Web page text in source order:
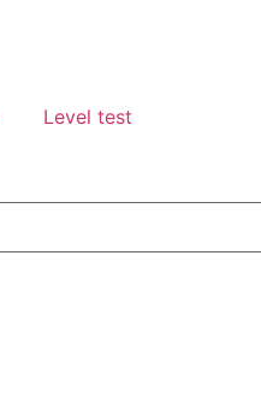
Level test